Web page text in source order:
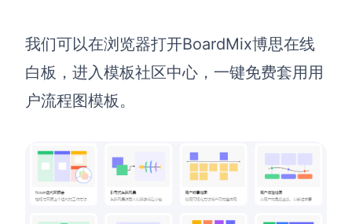
我们可以在浏览器打开BoardMix博思在线
白板，进入模板社区中心，一键免费套用用
户流程图模板。